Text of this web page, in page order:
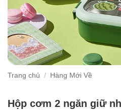
Trang chủ / Hàng Mới Về
Hộp cơm 2 ngăn giữ